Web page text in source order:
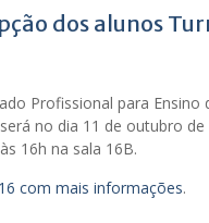
dos alunos
Profissional para Ensino
no dia 11 de outubro
16h na sala 16B.
com mais informações.